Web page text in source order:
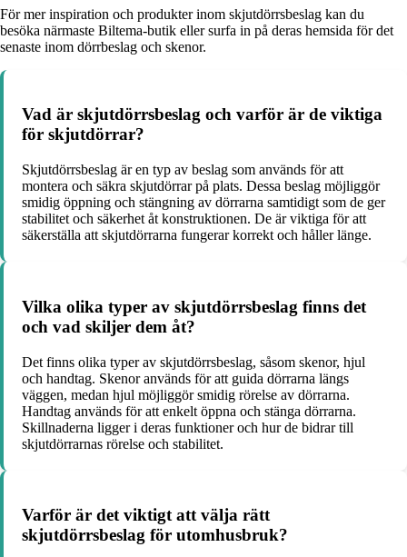
För mer inspiration och produkter inom skjutdörrsbeslag kan du
besöka närmaste Biltema-butik eller surfa in på deras hemsida för det
senaste inom dörrbeslag och skenor.
Vad är skjutdörrsbeslag och varför är de viktiga
för skjutdörrar?
Skjutdörrsbeslag är en typ av beslag som används för att
montera och säkra skjutdörrar på plats. Dessa beslag möjliggör
smidig öppning och stängning av dörrarna samtidigt som de ger
stabilitet och säkerhet åt konstruktionen. De är viktiga för att
säkerställa att skjutdörrarna fungerar korrekt och håller länge.
Vilka olika typer av skjutdörrsbeslag finns det
och vad skiljer dem åt?
Det finns olika typer av skjutdörrsbeslag, såsom skenor, hjul
och handtag. Skenor används för att guida dörrarna längs
väggen, medan hjul möjliggör smidig rörelse av dörrarna.
Handtag används för att enkelt öppna och stänga dörrarna.
Skillnaderna ligger i deras funktioner och hur de bidrar till
skjutdörrarnas rörelse och stabilitet.
Varför är det viktigt att välja rätt
skjutdörrsbeslag för utomhusbruk?